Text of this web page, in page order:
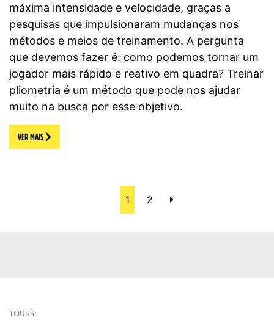
máxima intensidade e velocidade, graças a
pesquisas que impulsionaram mudanças nos
métodos e meios de treinamento. A pergunta
que devemos fazer é: como podemos tornar um
jogador mais rápido e reativo em quadra? Treinar
pliometria é um método que pode nos ajudar
muito na busca por esse objetivo.
VER MAIS
1 2
TOURS: